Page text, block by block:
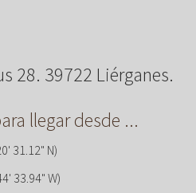
28. 39722 Liérganes.
llegar desde ...
31.12" N)
33.94" W)